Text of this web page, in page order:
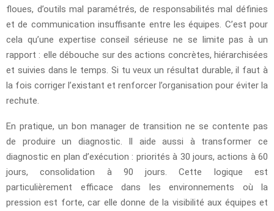
floues, d’outils mal paramétrés, de responsabilités mal définies
et de communication insuffisante entre les équipes. C’est pour
cela qu’une expertise conseil sérieuse ne se limite pas à un
rapport : elle débouche sur des actions concrètes, hiérarchisées
et suivies dans le temps. Si tu veux un résultat durable, il faut à
la fois corriger l’existant et renforcer l’organisation pour éviter la
rechute.
En pratique, un bon manager de transition ne se contente pas
de produire un diagnostic. Il aide aussi à transformer ce
diagnostic en plan d’exécution : priorités à 30 jours, actions à 60
jours, consolidation à 90 jours. Cette logique est
particulièrement efficace dans les environnements où la
pression est forte, car elle donne de la visibilité aux équipes et